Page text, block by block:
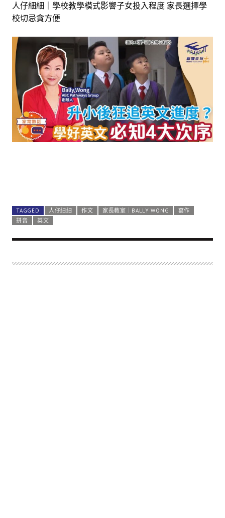
人仔細細｜學校教學模式影響子女投入程度 家長選擇學
校切忌貪方便
TAGGED 人仔細細 作文 家長教室｜BALLY WONG
寫作
拼音
英文